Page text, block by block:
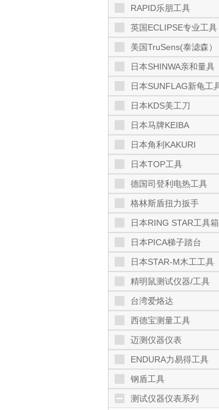
RAPID乐朋工具
英国ECLIPSE专业工具
美国TruSens(泰滤森）
日本SHINWA亲和量具
日本SUNFLAG新龟工
日本KDS美工刀
日本马牌KEIBA
日本角利KAKURI
日本TOP工具
德国司登利电热工具
格林斯盾扭力扳手
日本RING STAR工具箱
日本PICA梯子踏台
日本STAR-M木工工具
精明鼠测试仪器/工具
台湾爱烙达
西德宝测量工具
迈测仪器仪表
ENDURA力易得工具
钢盾工具
（SHEFFIELD）
测试仪器仪表系列